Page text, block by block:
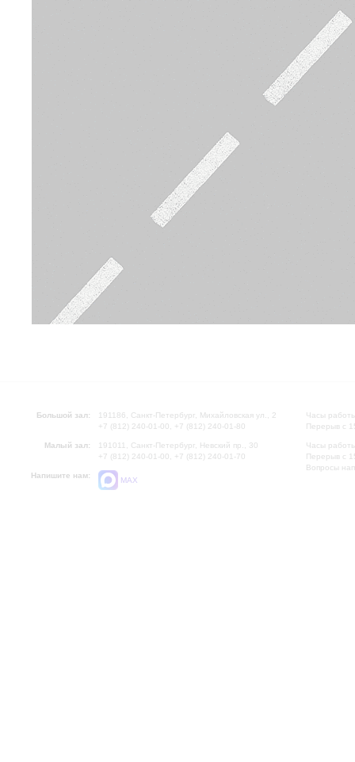
Большой зал:
191186, Санкт-Петербург, Михайловская ул., 2
+7 (812) 240-01-00, +7 (812) 240-01-80
Малый зал:
191011, Санкт-Петербург, Невский пр., 30
+7 (812) 240-01-00, +7 (812) 240-01-70
Напишите нам:
MAX
Часы
Перерыв с
Часы
Перерыв с
Вопросы